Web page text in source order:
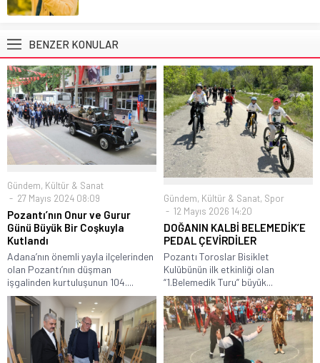
BENZER KONULAR
Gündem, Kültür & Sanat
27 Mayıs 2024 08:09
Pozantı’nın Onur ve Gurur
Günü Büyük Bir Coşkuyla
Kutlandı
Adana’nın önemli yayla ilçelerinden
olan Pozantı’nın düşman
işgalinden kurtuluşunun 104....
Gündem, Kültür & Sanat, Spor
12 Mayıs 2026 14:20
DOĞANIN KALBİ BELEMEDİK’E
PEDAL ÇEVİRDİLER
Pozantı Toroslar Bisiklet
Kulübünün ilk etkinliği olan
“1.Belemedik Turu” büyük...